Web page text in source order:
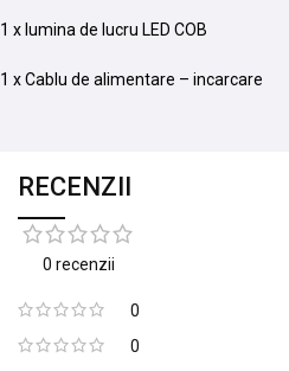
1 x lumina de lucru LED COB
1 x Cablu de alimentare – incarcare
RECENZII
0 recenzii
0
0